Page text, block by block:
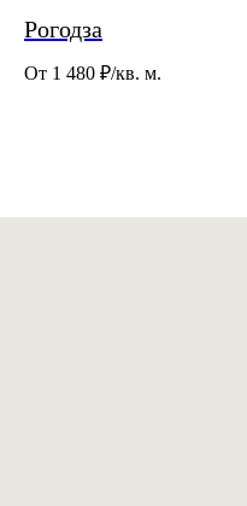
Рогодза
От 1 480 ₽/кв. м.